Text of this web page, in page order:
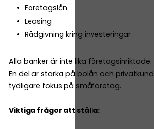
Företagslån
Leasing
Rådgivning kring investeringar
Alla banker är inte lika företagsinriktade.
En del är starka på bolån och
tydligare fokus på småföretag.
Viktiga frågor att ställa: